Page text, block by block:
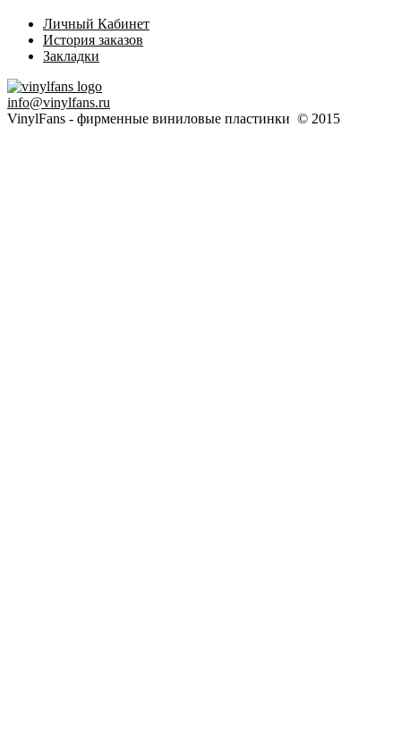
Личный Кабинет
История заказов
Закладки
info@vinylfans.ru
VinylFans - фирменные виниловые пластинки © 2015